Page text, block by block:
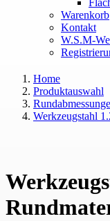
Warenkorb
Kontakt
W.S.M-
Home
Produktauswahl
Werkzeugstahl